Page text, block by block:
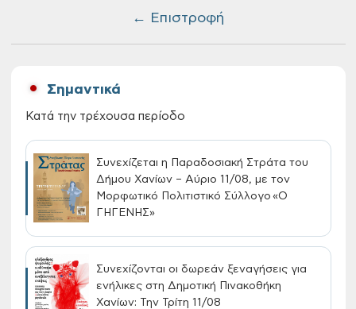
← Επιστροφή
Σημαντικά
Κατά την τρέχουσα περίοδο
Συνεχίζεται η Παραδοσιακή Στράτα του
Δήμου Χανίων – Αύριο 11/08, με τον
Μορφωτικό Πολιτιστικό Σύλλογο «Ο
ΓΗΓΕΝΗΣ»
Συνεχίζονται οι δωρεάν ξεναγήσεις για
ενήλικες στη Δημοτική Πινακοθήκη
Χανίων: Την Τρίτη 11/08